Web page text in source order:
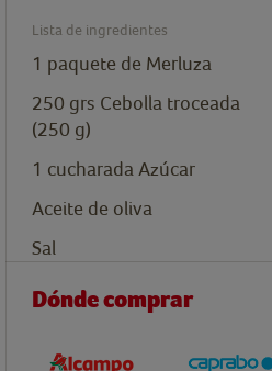
Lista de ingredientes
1 paquete de Merluza
250 grs Cebolla troceada
(250 g)
1 cucharada Azúcar
Aceite de oliva
Sal
Dónde comprar